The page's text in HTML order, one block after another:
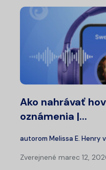
Ako nahrávať
oznámenia |...
autorom Melissa E. Henry v
Zverejnené marec 12,